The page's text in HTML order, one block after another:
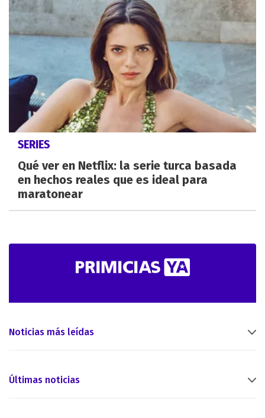
SERIES
Qué ver en Netflix: la serie turca basada
en hechos reales que es ideal para
maratonear
Noticias más leídas
Últimas noticias